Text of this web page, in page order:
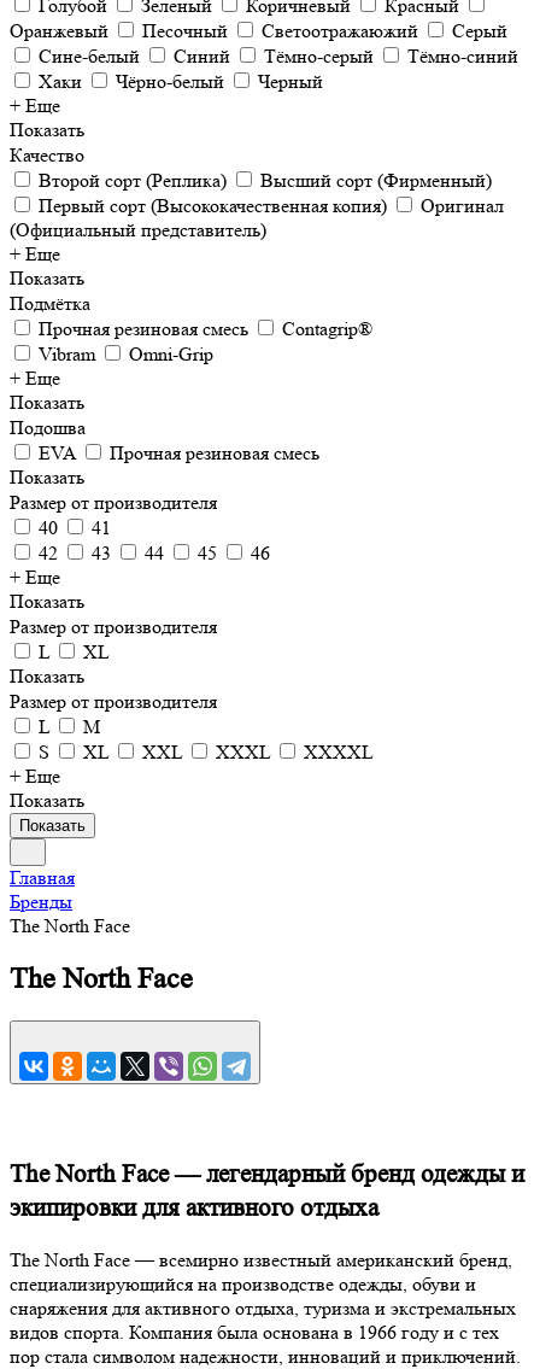
Голубой Зеленый Коричневый
Красный
Оранжевый
Песочный Светоотражаюжий
Серый
Сине-белый
Синий Тёмно-серый
Тёмно-синий
Хаки
Чёрно-белый
Черный
+ Еще
Показать
Качество
Второй сорт (Реплика)
Высший сорт (Фирменный)
Первый сорт (Высококачественная копия)
Оригинал
(Официальный представитель)
+ Еще
Показать
Подмётка
Прочная резиновая смесь
Contagrip®
Vibram
Omni-Grip
+ Еще
Показать
Подошва
EVA
Прочная резиновая смесь
Показать
Размер от производителя
40
41
42
43 44 45
46
+ Еще
Показать
Размер от производителя
L
XL
Показать
Размер от производителя
L
M
S
XL XXL XXXL
XXXXL
+ Еще
Показать
Показать
Главная
Бренды
The North Face
The North Face
The North Face — легендарный бренд одежды и
экипировки для активного отдыха
The North Face — всемирно известный американский бренд,
специализирующийся на производстве одежды, обуви и
снаряжения для активного отдыха, туризма и экстремальных
видов спорта. Компания была основана в 1966 году и с тех
пор стала символом надежности, инноваций и приключений.